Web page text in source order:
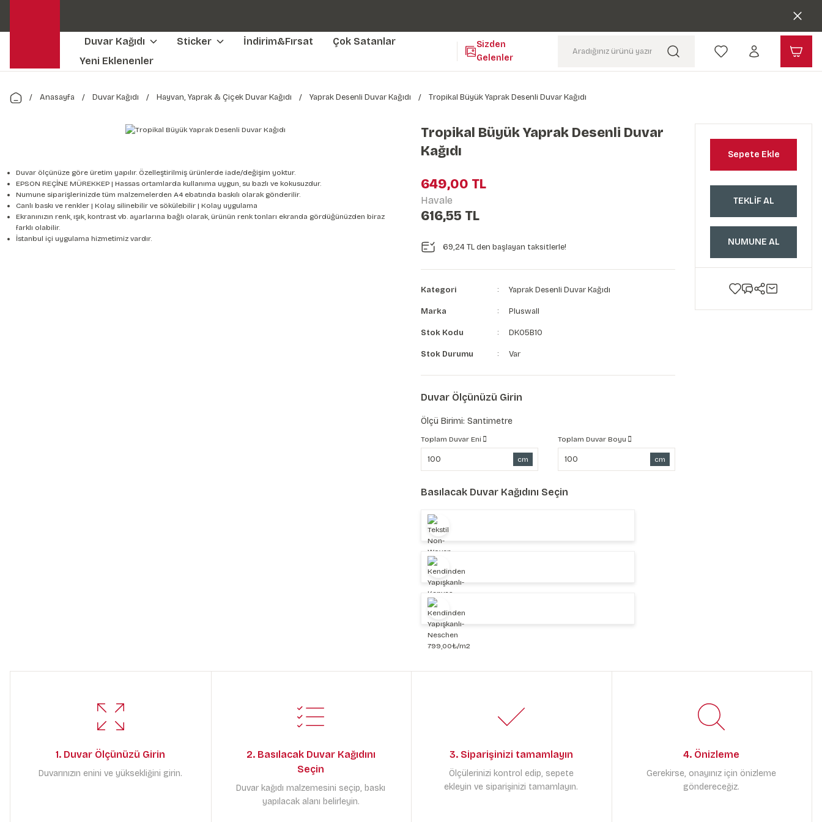
Kendinden Yapışkanlı Kolay Uygulanan Duvar Kağıtları😇
Duvar Kağıdı Sticker İndirim&Fırsat
Çok Satanlar
Yeni Eklenenler
Sizden
Gelenler
Anasayfa Duvar Kağıdı Hayvan, Yaprak & Çiçek Duvar Kağıdı Yaprak Desenli Duvar Kağıdı Tropikal Büyük Yaprak Desenli Duvar Kağıdı
Duvar ölçünüze göre üretim yapılır. Özelleştirilmiş ürünlerde iade/değişim yoktur.
EPSON REÇİNE MÜREKKEP | Hassas ortamlarda kullanıma uygun, su bazlı ve kokusuzdur.
Numune siparişlerinizde tüm malzemelerden A4 ebatında baskılı olarak gönderilir.
Canlı baskı ve renkler | Kolay silinebilir ve sökülebilir | Kolay uygulama
Ekranınızın renk, ışık, kontrast vb. ayarlarına bağlı olarak, ürünün renk tonları ekranda gördüğünüzden biraz
farklı olabilir.
İstanbul içi uygulama hizmetimiz vardır.
Tropikal Büyük Yaprak Desenli Duvar
Kağıdı
649,00 TL
Havale
616,55 TL
69,24 TL den başlayan taksitlerle!
Kategori Yaprak Desenli Duvar Kağıdı
Marka Pluswall
Stok Kodu DK05B10
Stok Durumu Var
Duvar Ölçünüzü Girin
Ölçü Birimi: Santimetre
Toplam Duvar Eni
cm
Toplam Duvar Boyu
cm
Basılacak Duvar Kağıdını Seçin
Sepete Ekle
TEKLİF AL
NUMUNE AL
1. Duvar Ölçünüzü Girin
Duvarınızın enini ve yüksekliğini girin.
2. Basılacak Duvar Kağıdını
Seçin
Duvar kağıdı malzemesini seçip, baskı
yapılacak alanı belirleyin.
3. Siparişinizi tamamlayın
Ölçülerinizi kontrol edip, sepete
ekleyin ve siparişinizi tamamlayın.
4. Önizleme
Gerekirse, onayınız için önizleme
göndereceğiz.